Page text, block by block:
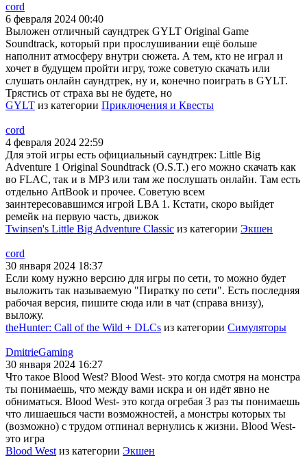
cord
6 февраля 2024 00:40
Выложен отличный саундтрек GYLT Original Game
Soundtrack, который при прослушивании ещё больше
наполнит атмосферу внутри сюжета. А тем, кто не играл и
хочет в будущем пройти игру, тоже советую скачать или
слушать онлайн саундтрек, ну и, конечно поиграть в GYLT.
Трястись от страха вы не будете, но
GYLT из категории Приключения и Квесты
cord
4 февраля 2024 22:59
Для этой игры есть официальный саундтрек: Little Big
Adventure 1 Original Soundtrack (O.S.T.) его можно скачать как
во FLAC, так и в MP3 или там же послушать онлайн. Там есть
отдельно ArtBook и прочее. Советую всем
заинтересовавшимся игрой LBA 1. Кстати, скоро выйдет
ремейк на первую часть, движок
Twinsen's Little Big Adventure Classic из категории Экшен
cord
30 января 2024 18:37
Если кому нужно версию для игры по сети, то можно будет
выложить так называемую "Пиратку по сети". Есть последняя
рабочая версия, пишите сюда или в чат (справа внизу),
выложу.
theHunter: Call of the Wild + DLCs из категории Симуляторы
DmitrieGaming
30 января 2024 16:27
Что такое Blood West? Blood West- это когда смотря на монстра
ты понимаешь, что между вами искра и он идёт явно не
обниматься. Blood West- это когда огребая 3 раз ты понимаешь
что лишаешься части возможностей, а монстры которых ты
(возможно) с трудом отпинал вернулись к жизни. Blood West-
это игра
Blood West из категории Экшен